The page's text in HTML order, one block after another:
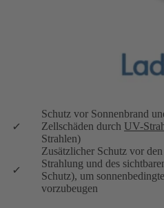
Schutz vor Sonnenbrand
Zellschäden durch UV-
Strahlen)
Zusätzlicher Schutz vor
Strahlung und des
Schutz), um
vorzubeugen